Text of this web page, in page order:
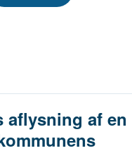
aflysning af en